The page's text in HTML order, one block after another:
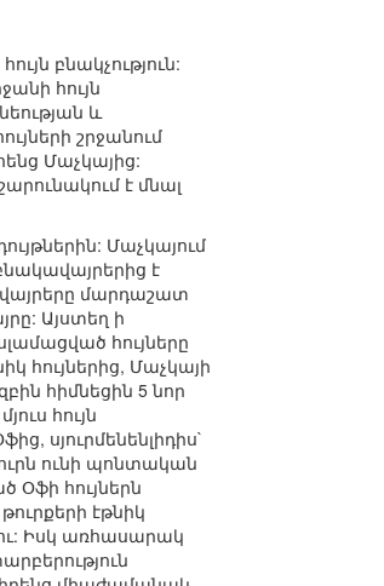
բնակչություն:
հույն
և
շրջանում
Մաչկայից:
է մնալ
Մաչկայում
է
մարդաշատ
Այստեղ ի
հույները
հույներից, Մաչկայի
հիմնեցին 5 նոր
հույն
սյուրմենենլիդիս`
ունի պոնտական
հույներն
էթնիկ
Իսկ առհասարակ